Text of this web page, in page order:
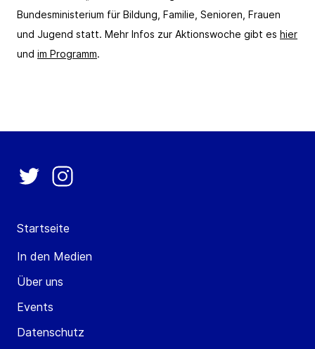
Bundesministerium für Bildung, Familie, Senioren, Frauen
und Jugend statt. Mehr Infos zur Aktionswoche gibt es hier
und im Programm.
Startseite
In den Medien
Über uns
Events
Datenschutz